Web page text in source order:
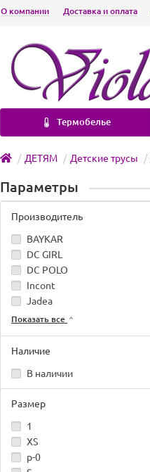
О компании Доставка и оплата
Термобелье
ДЕТЯМ Детские трусы
Параметры
Производитель
BAYKAR
DC GIRL
DC POLO
Incont
Jadea
Показать все
Наличие
В наличии
Размер
1
XS
р-0